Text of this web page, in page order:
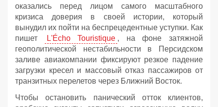
оказались перед лицом самого масштабного
кризиса доверия в своей истории, который
вынудил их пойти на беспрецедентные уступки. Как
пишет
L'Écho Touristique , на фоне затяжной
геополитической нестабильности в Персидском
заливе авиакомпании фиксируют резкое падение
загрузки кресел и массовый отказ пассажиров от
транзитных перелетов через Ближний Восток.
Чтобы остановить панический отток клиентов,